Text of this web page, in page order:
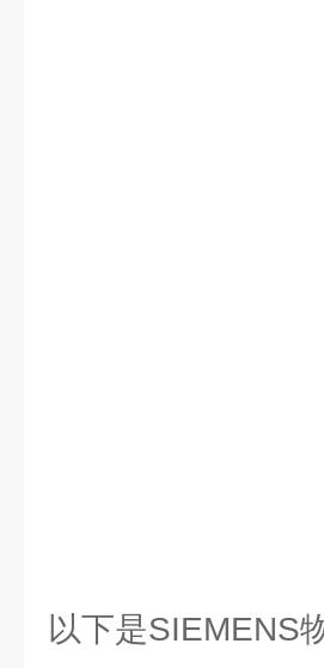
以下是SIEMENS